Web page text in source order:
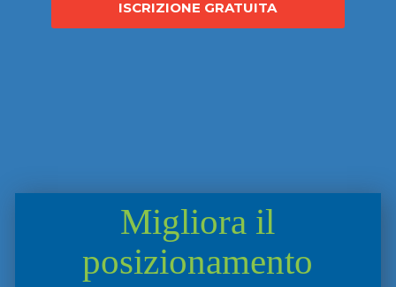
ISCRIZIONE GRATUITA
Migliora il
posizionamento